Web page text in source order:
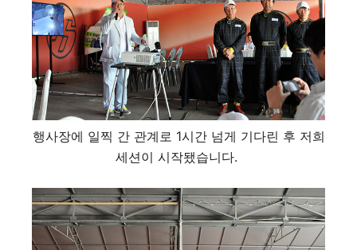
행사장에 일찍 간 관계로 1시간 넘게 기다린 후 저희
세션이 시작됐습니다.